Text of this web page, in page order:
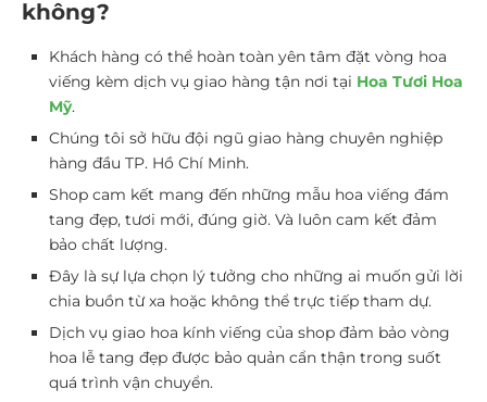
không?
Khách hàng có thể hoàn toàn yên tâm đặt vòng hoa
viếng kèm dịch vụ giao hàng tận nơi tại Hoa Tươi Hoa
Mỹ.
Chúng tôi sở hữu đội ngũ giao hàng chuyên nghiệp
hàng đầu TP. Hồ Chí Minh.
Shop cam kết mang đến những mẫu hoa viếng đám
tang đẹp, tươi mới, đúng giờ. Và luôn cam kết đảm
bảo chất lượng.
Đây là sự lựa chọn lý tưởng cho những ai muốn gửi lời
chia buồn từ xa hoặc không thể trực tiếp tham dự.
Dịch vụ giao hoa kính viếng của shop đảm bảo vòng
hoa lễ tang đẹp được bảo quản cẩn thận trong suốt
quá trình vận chuyển.